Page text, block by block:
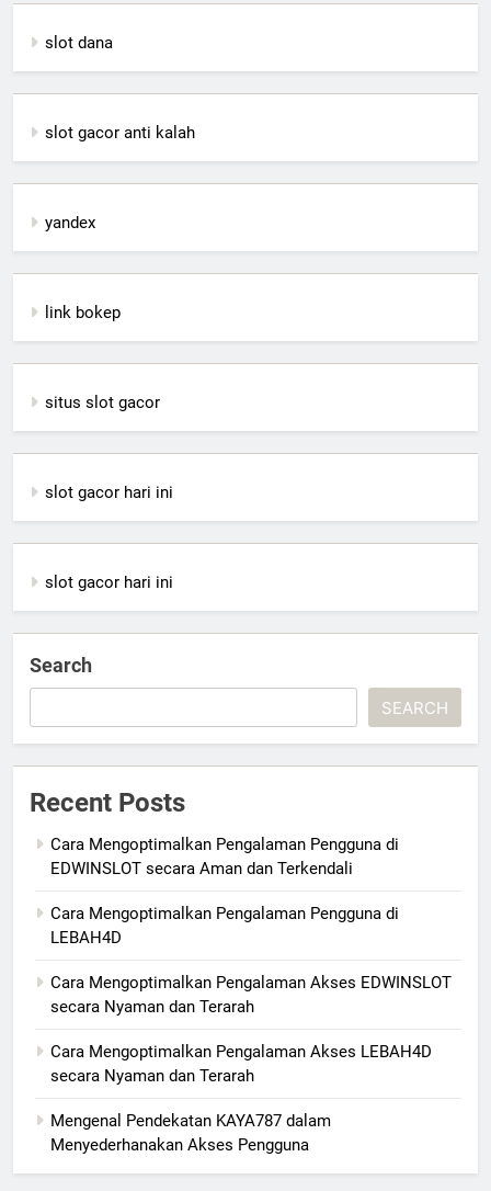
slot dana
slot gacor anti kalah
yandex
link bokep
situs slot gacor
slot gacor hari ini
slot gacor hari ini
Search
SEARCH
Recent Posts
Cara Mengoptimalkan Pengalaman Pengguna di
EDWINSLOT secara Aman dan Terkendali
Cara Mengoptimalkan Pengalaman Pengguna di
LEBAH4D
Cara Mengoptimalkan Pengalaman Akses EDWINSLOT
secara Nyaman dan Terarah
Cara Mengoptimalkan Pengalaman Akses LEBAH4D
secara Nyaman dan Terarah
Mengenal Pendekatan KAYA787 dalam
Menyederhanakan Akses Pengguna